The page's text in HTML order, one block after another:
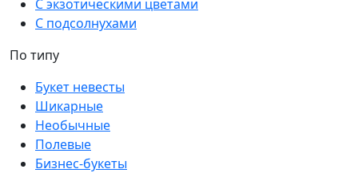
С экзотическими цветами
С подсолнухами
По типу
Букет невесты
Шикарные
Необычные
Полевые
Бизнес-букеты